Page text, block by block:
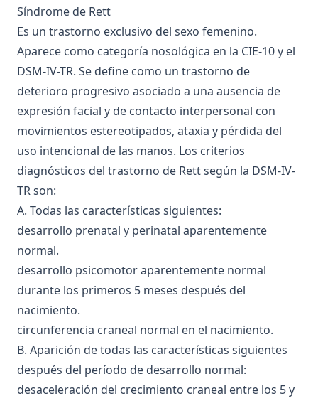
Síndrome de Rett
Es un trastorno exclusivo del sexo femenino.
Aparece como categoría nosológica en la CIE-10 y el
DSM-IV-TR. Se define como un trastorno de
deterioro progresivo asociado a una ausencia de
expresión facial y de contacto interpersonal con
movimientos estereotipados, ataxia y pérdida del
uso intencional de las manos. Los criterios
diagnósticos del trastorno de Rett según la DSM-IV-
TR son:
A. Todas las características siguientes:
desarrollo prenatal y perinatal aparentemente
normal.
desarrollo psicomotor aparentemente normal
durante los primeros 5 meses después del
nacimiento.
circunferencia craneal normal en el nacimiento.
B. Aparición de todas las características siguientes
después del período de desarrollo normal:
desaceleración del crecimiento craneal entre los 5 y